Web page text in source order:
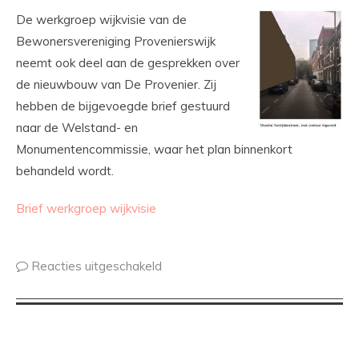
De werkgroep wijkvisie van de
Bewonersvereniging Provenierswijk
neemt ook deel aan de gesprekken over
de nieuwbouw van De Provenier. Zij
hebben de bijgevoegde brief gestuurd
naar de Welstand- en
Monumentencommissie, waar het plan binnenkort
behandeld wordt.
Brief werkgroep wijkvisie
Reacties uitgeschakeld